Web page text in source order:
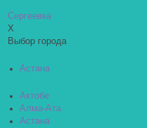
Сергеевка
X
Выбор города
Астана
Актобе
Алма-Ата
Астана